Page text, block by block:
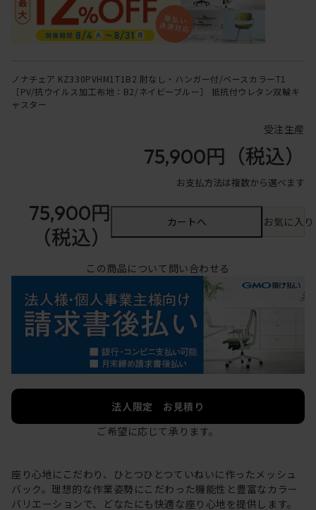
ノナチェア KZ330PVHM1T1B2 肘なし・ハンガー付/ベースカラーT1
［PV/抗ウイルス加工布地：B2/ネイビーブルー］ 抵抗付ウレタン双輪キ
ャスター
受注生産
75,900円 （税込）
お支払方法は複数から選べます
75,900円
（税込）
カートへ お気に入
この商品について問い合わせる
法人限定 お見積り
ご希望に応じて承ります。
座り心地にこだわり、ひとつひとつていねいに作ったメッシュ
バック。理想的な作業姿勢にこだわった機能性と豊富なカラー
バリエーションで、どなたにも快適な座り心地を提供します。